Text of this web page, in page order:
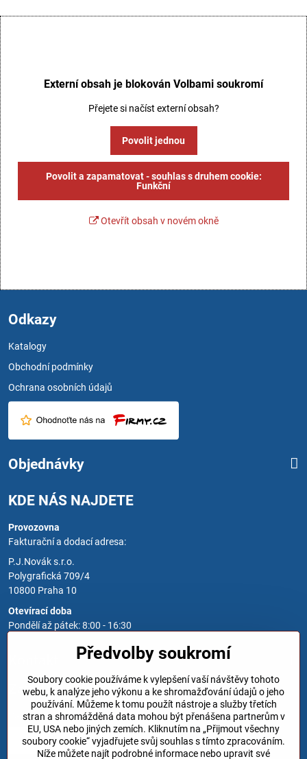
Externí obsah je blokován Volbami soukromí
Přejete si načíst externí obsah?
Povolit jednou
Povolit a zapamatovat - souhlas s druhem cookie:
Funkční
Otevřít obsah v novém okně
Odkazy
Katalogy
Obchodní podmínky
Ochrana osobních údajů
Objednávky
KDE NÁS NAJDETE
Provozovna
Fakturační a dodací adresa:
P.J.Novák s.r.o.
Polygrafická 709/4
10800 Praha 10
Otevírací doba
Pondělí až pátek: 8:00 - 16:30
Zavoláme Vám zpět
Váš telefon*
Předvolby soukromí
Soubory cookie používáme k vylepšení vaší návštěvy tohoto
webu, k analýze jeho výkonu a ke shromažďování údajů o jeho
používání. Můžeme k tomu použít nástroje a služby třetích
stran a shromážděná data mohou být přenášena partnerům v
EU, USA nebo jiných zemích. Kliknutím na „Přijmout všechny
soubory cookie“ vyjadřujete svůj souhlas s tímto zpracováním.
Níže můžete najít podrobné informace nebo upravit své